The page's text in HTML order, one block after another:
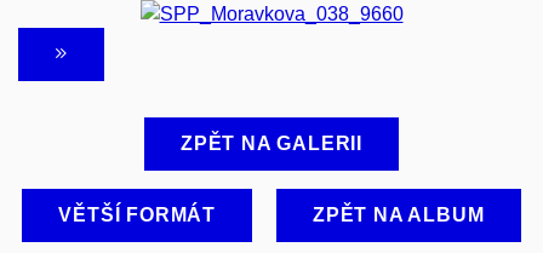
ZPĚT NA GALERII
VĚTŠÍ FORMÁT ZPĚT NA ALBUM